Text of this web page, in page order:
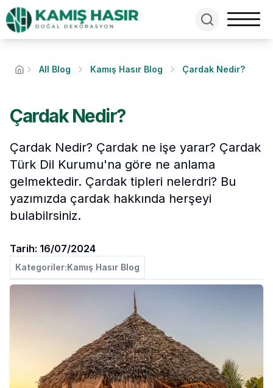
All Blog Kamış Hasır Blog Çardak Nedir?
Çardak Nedir?
Çardak Nedir? Çardak ne işe yarar? Çardak
Türk Dil Kurumu'na göre ne anlama
gelmektedir. Çardak tipleri nelerdri? Bu
yazımızda çardak hakkında herşeyi
bulabilrsiniz.
Tarih: 16/07/2024
Kategoriler:Kamış Hasır Blog